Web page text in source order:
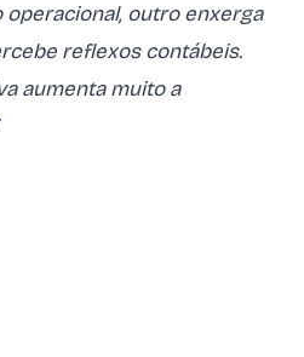
operacional, outro enxerga
reflexos contábeis.
aumenta muito a